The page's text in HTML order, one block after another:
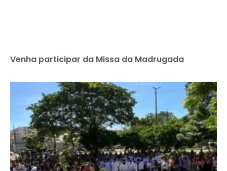
Venha participar da Missa da Madrugada